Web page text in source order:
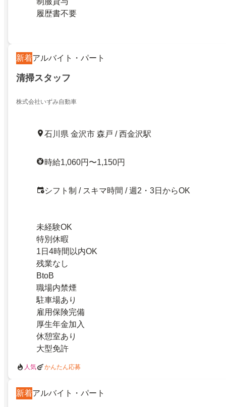
履歴書不要
新着アルバイト・パート
清掃スタッフ
株式会社いずみ自動車
石川県 金沢市 森戸 / 西金沢駅
時給1,060円〜1,150円
シフト制 / スキマ時間 / 週2・3日からOK
未経験OK
特別休暇
1日4時間以内OK
残業なし
BtoB
職場内禁煙
駐車場あり
雇用保険完備
厚生年金加入
休憩室あり
大型免許
人気 かんたん応募
新着アルバイト・パート